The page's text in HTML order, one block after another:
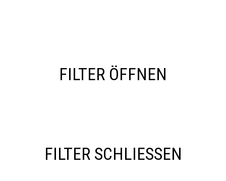
FILTER ÖFFNEN
FILTER SCHLIESSEN